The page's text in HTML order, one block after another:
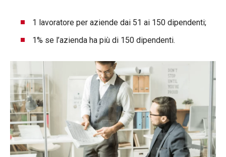
1 lavoratore per aziende dai 51 ai 150 dipendenti;
1% se l’azienda ha più di 150 dipendenti.